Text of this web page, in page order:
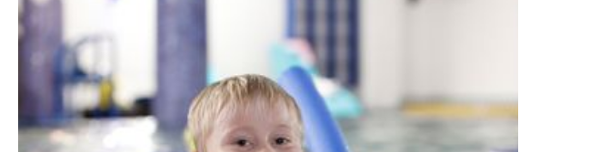
5
6
6